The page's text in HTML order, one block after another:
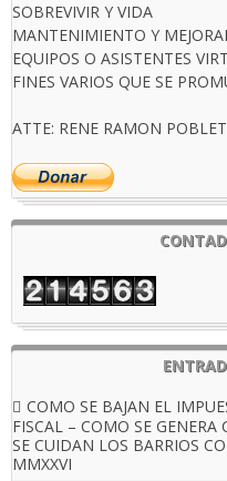
SOBREVIVIR Y VIDA
MANTENIMIENTO Y
EQUIPOS O ASISTENTES
FINES VARIOS QUE SE
ATTE: RENE RAMON
COMO SE BAJAN EL
FISCAL – COMO SE
SE CUIDAN LOS BARRIOS
MMXXVI